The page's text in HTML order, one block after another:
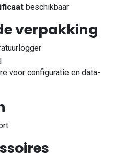
beschikbaar
verpakking
voor configuratie en data-